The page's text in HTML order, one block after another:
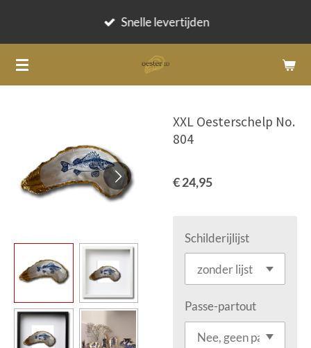
de
Snelle levertijden
XXL Oesterschelp No.
804
€ 24,95
Schilderijlijst
Passe-partout